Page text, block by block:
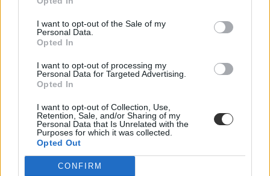
I want to opt-out of the Sale of my
Personal Data.
Opted In
I want to opt-out of processing my
Personal Data for Targeted Advertising.
Opted In
I want to opt-out of Collection, Use,
Retention, Sale, and/or Sharing of my
Personal Data that Is Unrelated with the
Purposes for which it was collected.
Opted Out
CONFIRM